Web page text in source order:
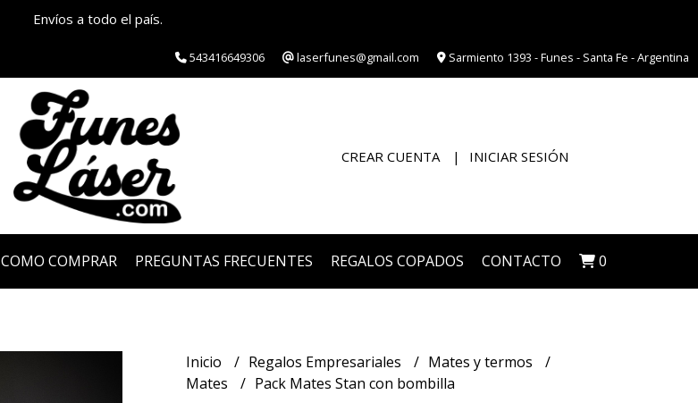
Envíos a todo el país.
543416649306 laserfunes@gmail.com Sarmiento 1393 - Funes - Santa Fe - Argentina
CREAR CUENTA INICIAR SESIÓN
COMO COMPRAR PREGUNTAS FRECUENTES REGALOS COPADOS CONTACTO 0
Inicio Regalos Empresariales
Mates y termos
Mates
Pack Mates Stan con bombilla